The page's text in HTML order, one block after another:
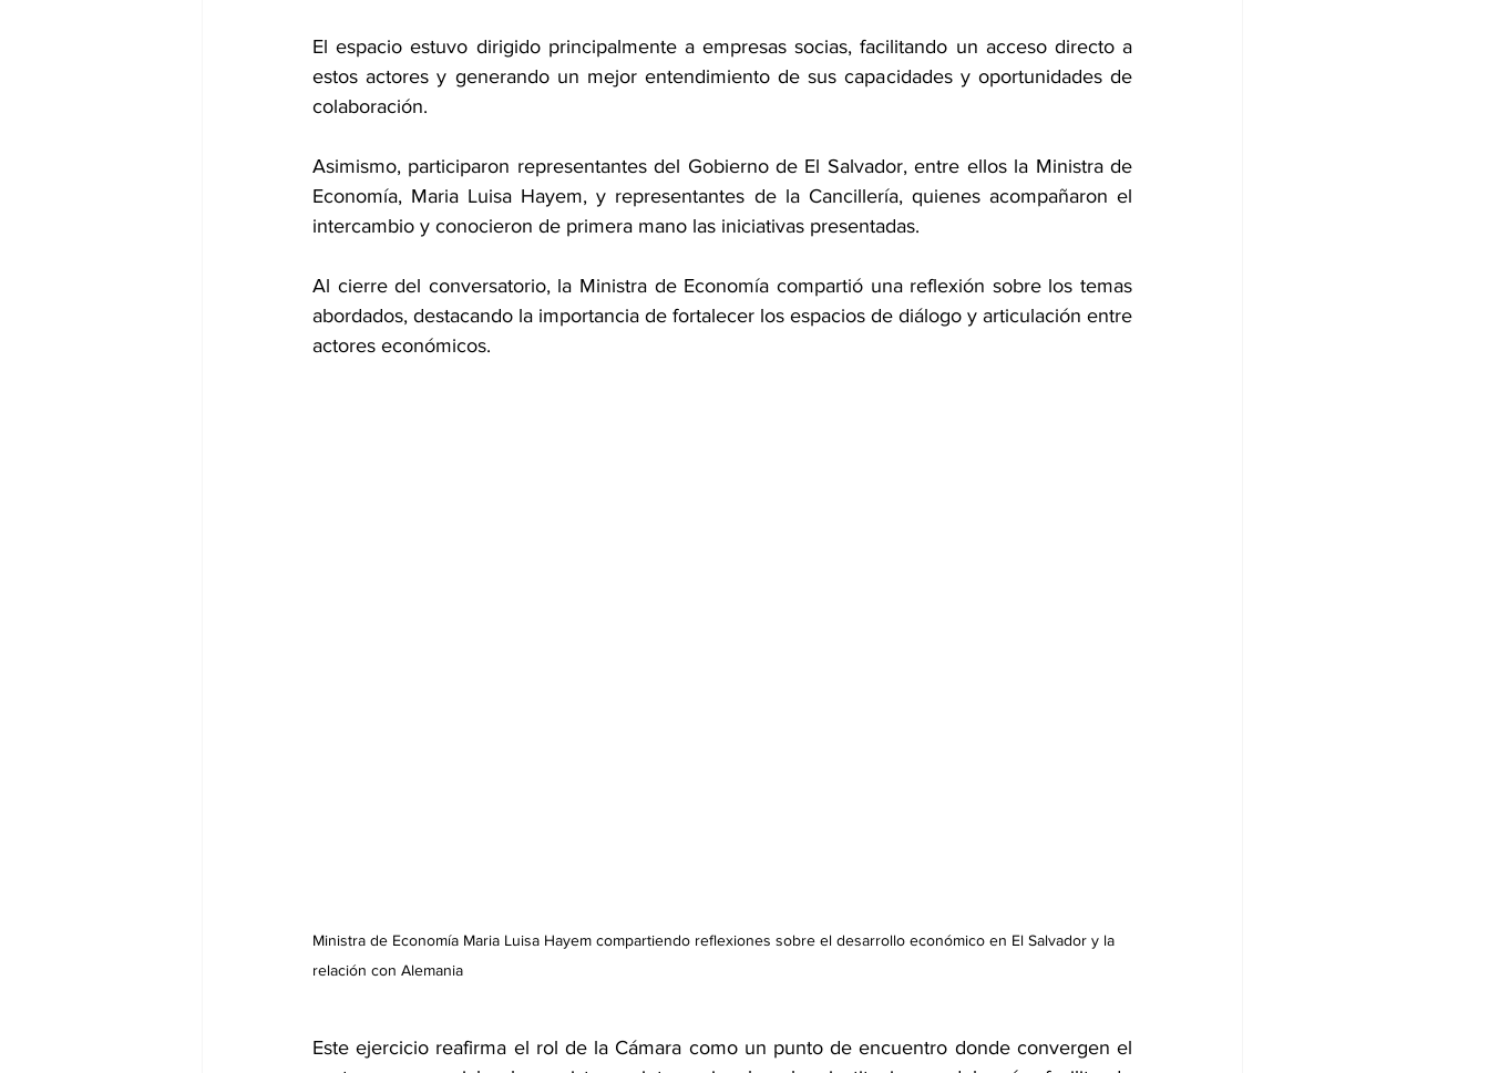
El espacio estuvo dirigido principalmente a empresas socias, facilitando un acceso directo a
estos actores y generando un mejor entendimiento de sus capacidades y oportunidades de
colaboración.
Asimismo, participaron representantes del Gobierno de El Salvador, entre ellos la Ministra de
Economía, Maria Luisa Hayem, y representantes de la Cancillería, quienes acompañaron el
intercambio y conocieron de primera mano las iniciativas presentadas.
Al cierre del conversatorio, la Ministra de Economía compartió una reflexión sobre los temas
abordados, destacando la importancia de fortalecer los espacios de diálogo y articulación entre
actores económicos.
Ministra de Economía Maria Luisa Hayem compartiendo reflexiones sobre el desarrollo económico en El Salvador y la
relación con Alemania
Este ejercicio reafirma el rol de la Cámara como un punto de encuentro donde convergen el